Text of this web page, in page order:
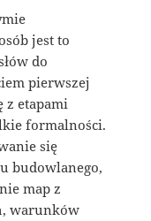
jest to
do
pierwszej
z etapami
formalności.
się
budowlanego,
map z
warunków